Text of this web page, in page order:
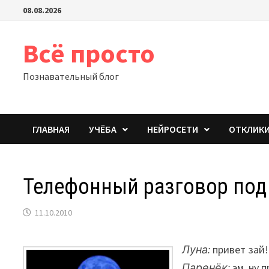
Перейти08.08.2026
Всё просто
Познавательный блог
ГЛАВНАЯ УЧЁБА НЕЙРОСЕТИ ОТКЛИКИ
Телефонный разговор
11.10.2010
Луна: привет зай!